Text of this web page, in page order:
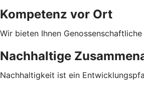
Kompetenz vor Ort
Wir bieten Ihnen
Nachhaltige
Nachhaltigkeit ist ein